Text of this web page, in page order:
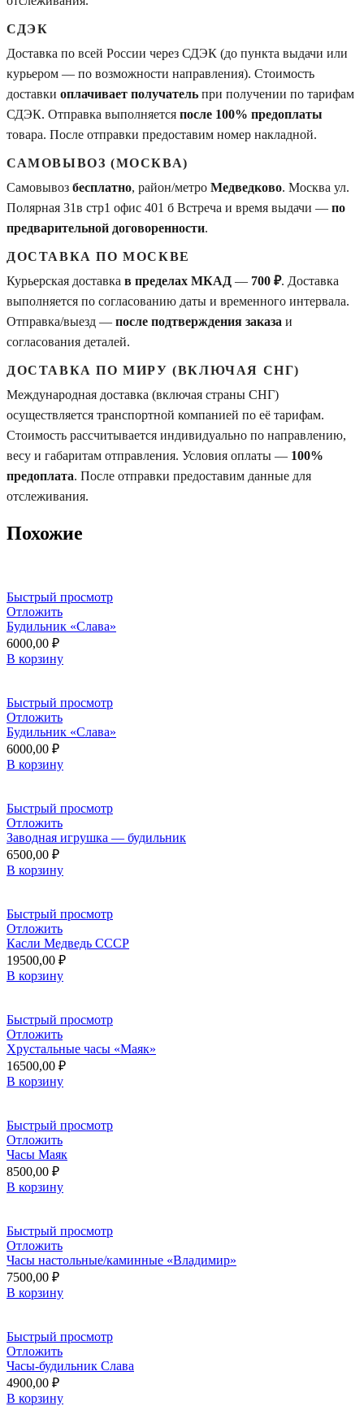
СДЭК
Доставка по всей России через СДЭК (до пункта выдачи или
курьером — по возможности направления). Стоимость
доставки оплачивает получатель при получении по тарифам
СДЭК. Отправка выполняется после 100% предоплаты
товара. После отправки предоставим номер накладной.
САМОВЫВОЗ (МОСКВА)
Самовывоз бесплатно, район/метро Медведково. Москва ул.
Полярная 31в стр1 офис 401 б Встреча и время выдачи — по
предварительной договоренности.
ДОСТАВКА ПО МОСКВЕ
Курьерская доставка в пределах МКАД — 700 ₽. Доставка
выполняется по согласованию даты и временного интервала.
Отправка/выезд — после подтверждения заказа и
согласования деталей.
ДОСТАВКА ПО МИРУ (ВКЛЮЧАЯ СНГ)
Международная доставка (включая страны СНГ)
осуществляется транспортной компанией по её тарифам.
Стоимость рассчитывается индивидуально по направлению,
весу и габаритам отправления. Условия оплаты — 100%
предоплата. После отправки предоставим данные для
отслеживания.
Похожие
Быстрый просмотр
Отложить
Будильник «Слава»
6000,00 ₽
В корзину
Быстрый просмотр
Отложить
Будильник «Слава»
6000,00 ₽
В корзину
Быстрый просмотр
Отложить
Заводная игрушка — будильник
6500,00 ₽
В корзину
Быстрый просмотр
Отложить
Касли Медведь СССР
19500,00 ₽
В корзину
Быстрый просмотр
Отложить
Хрустальные часы «Маяк»
16500,00 ₽
В корзину
Быстрый просмотр
Отложить
Часы Маяк
8500,00 ₽
В корзину
Быстрый просмотр
Отложить
Часы настольные/каминные «Владимир»
7500,00 ₽
В корзину
Быстрый просмотр
Отложить
Часы-будильник Слава
4900,00 ₽
В корзину